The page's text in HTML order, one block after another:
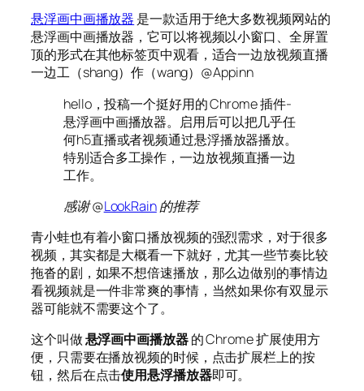
悬浮画中画播放器 是一款适用于绝大多数视频网站的
悬浮画中画播放器，它可以将视频以小窗口、全屏置
顶的形式在其他标签页中观看，适合一边放视频直播
一边工（shang）作（wang）@Appinn
hello，投稿一个挺好用的 Chrome 插件-
悬浮画中画播放器。启用后可以把几乎任
何h5直播或者视频通过悬浮播放器播放。
特别适合多工操作，一边放视频直播一边
工作。
感谢 @LookRain的推荐
青小蛙也有着小窗口播放视频的强烈需求，对于很多
视频，其实都是大概看一下就好，尤其一些节奏比较
拖沓的剧，如果不想倍速播放，那么边做别的事情边
看视频就是一件非常爽的事情，当然如果你有双显示
器可能就不需要这个了。
这个叫做悬浮画中画播放器的 Chrome 扩展使用方
便，只需要在播放视频的时候，点击扩展栏上的按
钮，然后在点击使用悬浮播放器即可。